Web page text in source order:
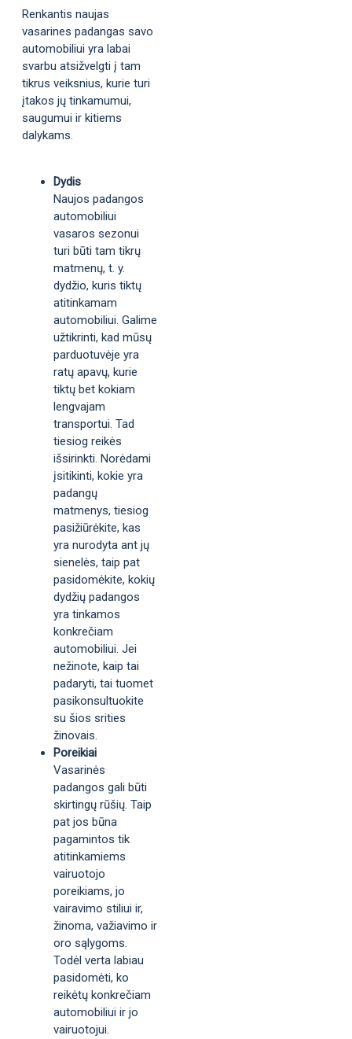
Renkantis naujas
vasarines padangas savo
automobiliui yra labai
svarbu atsižvelgti į tam
tikrus veiksnius, kurie turi
įtakos jų tinkamumui,
saugumui ir kitiems
dalykams.
Dydis
Naujos padangos
automobiliui
vasaros sezonui
turi būti tam tikrų
matmenų, t. y.
dydžio, kuris tiktų
atitinkamam
automobiliui. Galime
užtikrinti, kad mūsų
parduotuvėje yra
ratų apavų, kurie
tiktų bet kokiam
lengvajam
transportui. Tad
tiesiog reikės
išsirinkti. Norėdami
įsitikinti, kokie yra
padangų
matmenys, tiesiog
pasižiūrėkite, kas
yra nurodyta ant jų
sienelės, taip pat
pasidomėkite, kokių
dydžių padangos
yra tinkamos
konkrečiam
automobiliui. Jei
nežinote, kaip tai
padaryti, tai tuomet
pasikonsultuokite
su šios srities
žinovais.
Poreikiai
Vasarinės
padangos gali būti
skirtingų rūšių. Taip
pat jos būna
pagamintos tik
atitinkamiems
vairuotojo
poreikiams, jo
vairavimo stiliui ir,
žinoma, važiavimo ir
oro sąlygoms.
Todėl verta labiau
pasidomėti, ko
reikėtų konkrečiam
automobiliui ir jo
vairuotojui.